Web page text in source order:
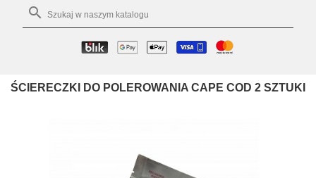

ŚCIERECZKI DO POLEROWANIA CAPE COD 2 SZTUKI